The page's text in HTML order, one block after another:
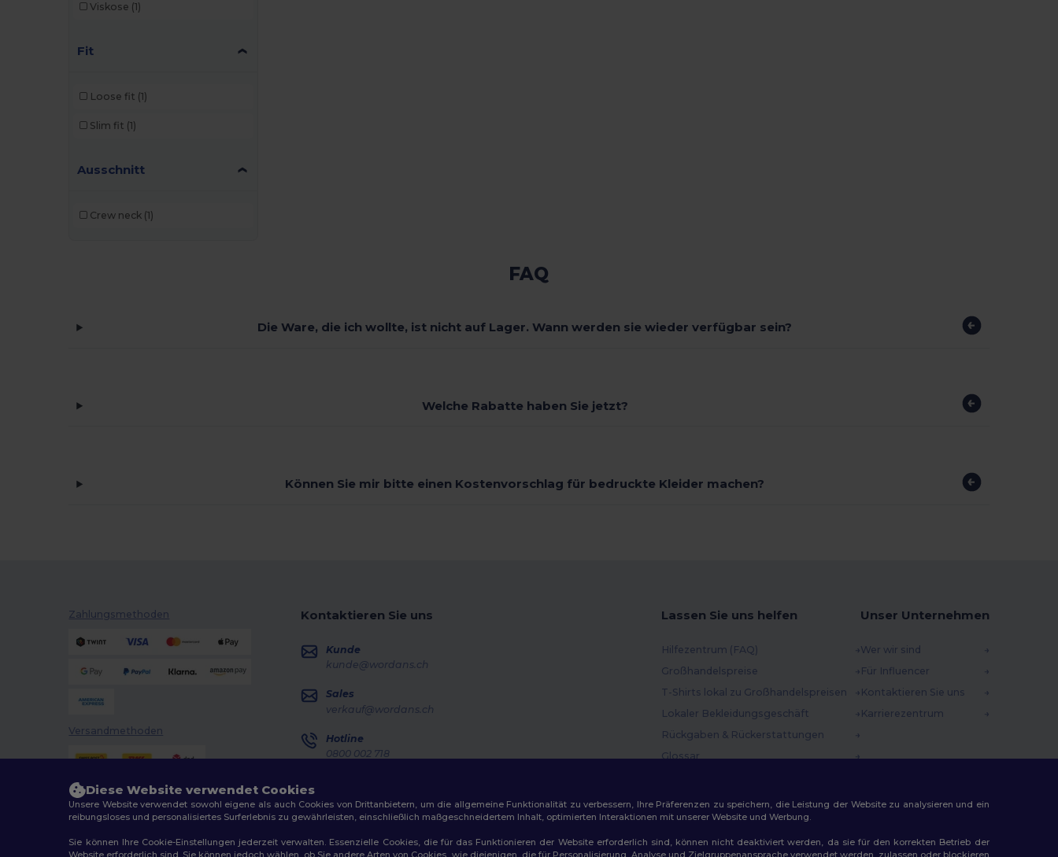
Viskose (1)
Fit
Loose fit (1)
Slim fit (1)
Ausschnitt
Crew neck (1)
FAQ
Die Ware, die ich wollte, ist nicht auf Lager. Wann werden sie wieder verfügbar sein?
Welche Rabatte haben Sie jetzt?
Können Sie mir bitte einen Kostenvorschlag für bedruckte Kleider machen?
Zahlungsmethoden
Versandmethoden
Kontaktieren Sie uns
Kunde
kunde@wordans.ch
Sales
verkauf@wordans.ch
Hotline
0800 002 718
Lassen Sie uns helfen
Hilfezentrum (FAQ)
Großhandelspreise
T-Shirts lokal zu Großhandelspreisen
Lokaler Bekleidungsgeschäft
Rückgaben & Rückerstattungen
Glossar
Unser Unternehmen
Wer wir sind
Für Influencer
Kontaktieren Sie uns
Karrierezentrum
Diese Website verwendet Cookies
Unsere Website verwendet sowohl eigene als auch Cookies von Drittanbietern, um die allgemeine Funktionalität zu verbessern, Ihre Präferenzen zu speichern, die Leistung der Website zu analysieren und ein
reibungsloses und personalisiertes Surferlebnis zu gewährleisten, einschließlich maßgeschneidertem Inhalt, optimierten Interaktionen mit unserer Website und Werbung.
Sie können Ihre Cookie-Einstellungen jederzeit verwalten. Essenzielle Cookies, die für das Funktionieren der Website erforderlich sind, können nicht deaktiviert werden, da sie für den korrekten Betrieb der
Website erforderlich sind. Sie können jedoch wählen, ob Sie andere Arten von Cookies, wie diejenigen, die für Personalisierung, Analyse und Zielgruppenansprache verwendet werden, zulassen oder blockieren